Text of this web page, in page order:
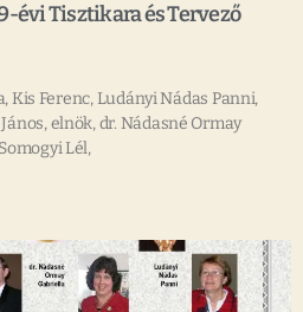
évi Tisztikara és Tervező
Kis Ferenc, Ludányi Nádas Panni,
elnök, dr. Nádasné Ormay
Lél,